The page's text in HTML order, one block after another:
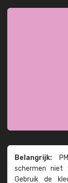
Belangrijk:
schermen niet
Gebruik de